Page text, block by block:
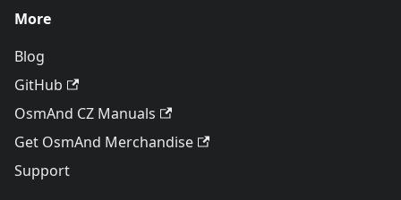
More
Blog
GitHub
OsmAnd CZ Manuals
Get OsmAnd Merchandise
Support